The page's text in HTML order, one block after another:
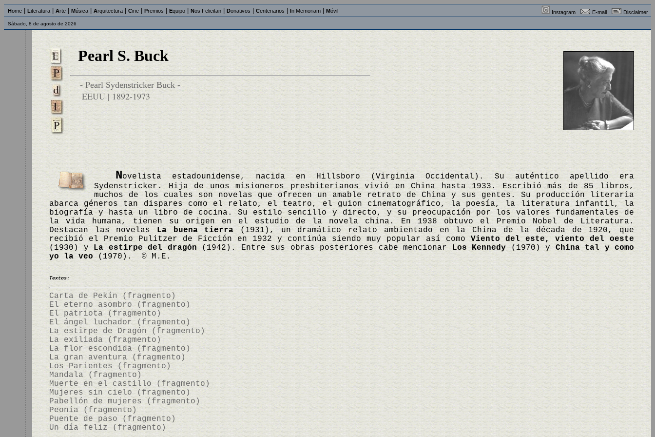
Home Literatura Arte Música Arquitectura Cine Premios Equipo Nos Felicitan Donativos Centenarios In Memoriam Móvil Instagram E-mail Disclaimer
Sábado, 8 de agosto de 2026
Pearl S. Buck
- Pearl Sydenstricker Buck -
EEUU | 1892-1973
Novelista estadounidense, nacida en Hillsboro (Virginia Occidental). Su auténtico apellido era
Sydenstricker. Hija de unos misioneros presbiterianos vivió en China hasta 1933. Escribió más de 85 libros,
muchos de los cuales son novelas que ofrecen un amable retrato de China y sus gentes. Su producción literaria
abarca géneros tan dispares como el relato, el teatro, el guion cinematográfico, la poesía, la literatura infantil, la
biografía y hasta un libro de cocina. Su estilo sencillo y directo, y su preocupación por los valores fundamentales de
la vida humana, tienen su origen en el estudio de la novela china. En 1938 obtuvo el Premio Nobel de Literatura.
Destacan las novelas La buena tierra (1931), un dramático relato ambientado en la China de la década de 1920, que
recibió el Premio Pulitzer de Ficción en 1932 y continúa siendo muy popular así comoViento del este, viento del oeste
(1930) y La estirpe del dragón(1942). Entre sus obras posteriores cabe mencionar Los Kennedy (1970) y China tal y como
yo la veo (1970). © M.E.
Textos:
Carta de Pekín (fragmento)
El eterno asombro (fragmento)
El patriota (fragmento)
El ángel luchador (fragmento)
La estirpe de Dragón (fragmento)
La exiliada (fragmento)
La flor escondida (fragmento)
La gran aventura (fragmento)
Los Parientes (fragmento)
Mandala (fragmento)
Muerte en el castillo (fragmento)
Mujeres sin cielo (fragmento)
Pabellón de mujeres (fragmento)
Peonía (fragmento)
Puente de paso (fragmento)
Un día feliz (fragmento)